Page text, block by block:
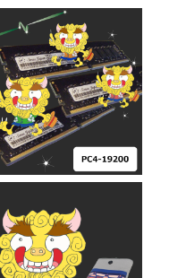
¥8,960 ¥29,800 ¥8,300
¥26,700
¥4,980 ¥3,980